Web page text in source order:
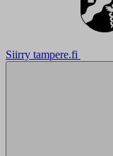
Siirry tampere.fi